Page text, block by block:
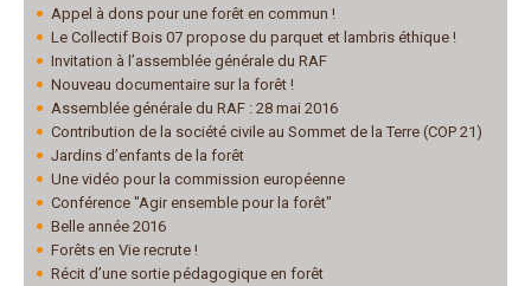
Appel à dons pour une forêt en commun !
Le Collectif Bois 07 propose du parquet et lambris éthique !
Invitation à l’assemblée générale du RAF
Nouveau documentaire sur la forêt !
Assemblée générale du RAF : 28 mai 2016
Contribution de la société civile au Sommet de la Terre (COP 21)
Jardins d’enfants de la forêt
Une vidéo pour la commission européenne
Conférence "Agir ensemble pour la forêt"
Belle année 2016
Forêts en Vie recrute !
Récit d’une sortie pédagogique en forêt